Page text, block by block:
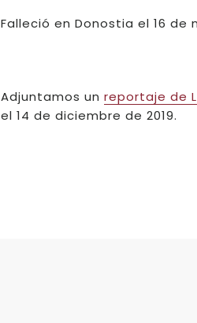
Falleció en Donostia el 16 de
Adjuntamos un reportaje de
el 14 de diciembre de 2019.